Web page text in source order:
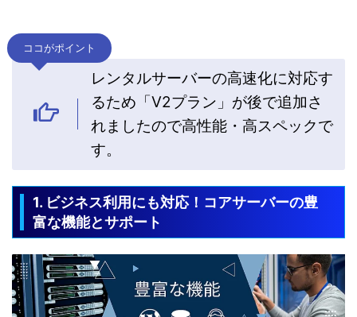
ココがポイント
レンタルサーバーの高速化に対応す
るため「V2プラン」が後で追加さ
れましたので高性能・高スペックで
す。
1. ビジネス利用にも対応！コアサーバーの豊
富な機能とサポート